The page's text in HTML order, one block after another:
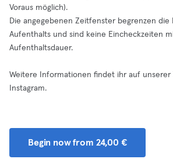
Voraus möglich).
Die angegebenen Zeitfenster begrenzen die
Aufenthalts und sind keine Eincheckzeiten
Aufenthaltsdauer.
Weitere Informationen findet ihr auf unserer
Instagram.
Begin now from 24,00 €